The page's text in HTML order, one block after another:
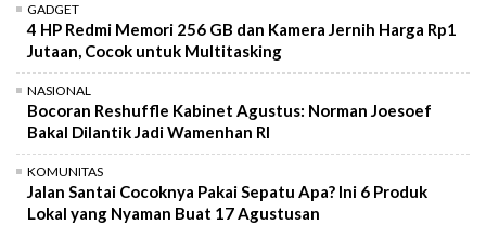
GADGET
4 HP Redmi Memori 256 GB dan Kamera Jernih Harga Rp1
Jutaan, Cocok untuk Multitasking
NASIONAL
Bocoran Reshuffle Kabinet Agustus: Norman Joesoef
Bakal Dilantik Jadi Wamenhan RI
KOMUNITAS
Jalan Santai Cocoknya Pakai Sepatu Apa? Ini 6 Produk
Lokal yang Nyaman Buat 17 Agustusan